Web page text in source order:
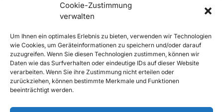
Cookie-Zustimmung
verwalten
Um Ihnen ein optimales Erlebnis zu bieten, verwenden wir Technologien
wie Cookies, um Geräteinformationen zu speichern und/oder darauf
zuzugreifen. Wenn Sie diesen Technologien zustimmen, können wir
Daten wie das Surfverhalten oder eindeutige IDs auf dieser Website
verarbeiten. Wenn Sie ihre Zustimmung nicht erteilen oder
zurückziehen, können bestimmte Merkmale und Funktionen
beeinträchtigt werden.
356B-T6 u. 356 C, 912 Benzinpumpe,
Kraftstoffpumpe Reparatursatz
€149,90 €139,90 inkl. Mwst
Enthält 20% Mwst
356
€89,90
Enthält 20%